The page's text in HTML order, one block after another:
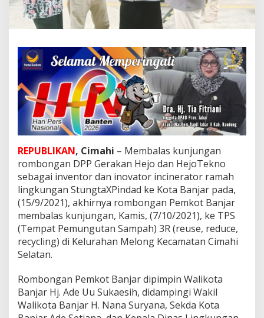
e
j
o
e
k
n
d
a
n
T
P
S
3
R
M
e
l
n
g
C
a
h
i
,
REPUBLIKAN, Cimahi – Membalas kunjungan
rombongan DPP Gerakan Hejo dan HejoTekno
sebagai inventor dan inovator incinerator ramah
lingkungan StungtaXPindad ke Kota Banjar pada,
(15/9/2021), akhirnya rombongan Pemkot Banjar
membalas kunjungan, Kamis, (7/10/2021), ke TPS
(Tempat Pemungutan Sampah) 3R (reuse, reduce,
recycling) di Kelurahan Melong Kecamatan Cimahi
Selatan.
Rombongan Pemkot Banjar dipimpin Walikota
Banjar Hj. Ade Uu Sukaesih, didampingi Wakil
Walikota Banjar H. Nana Suryana, Sekda Kota